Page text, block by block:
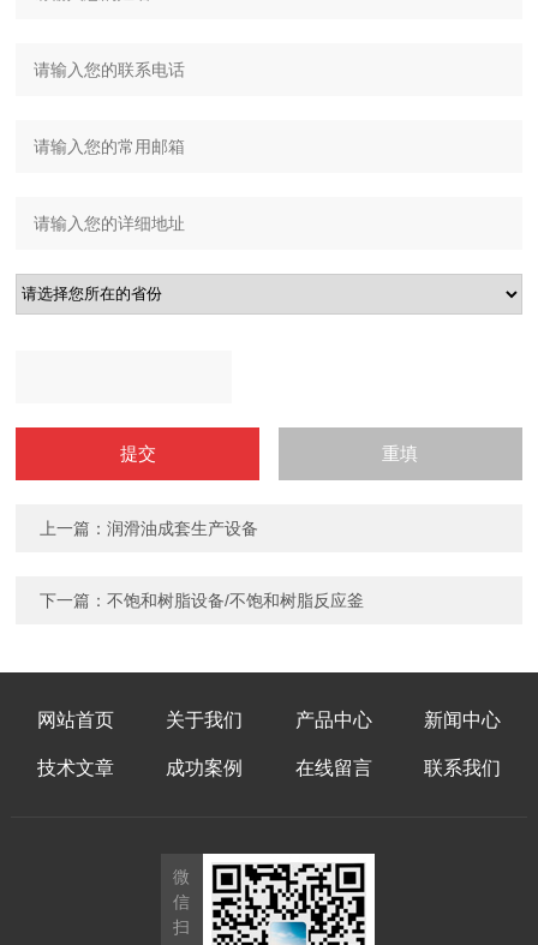
上一篇：润滑油成套生产设备
下一篇：不饱和树脂设备/不饱和树脂反应釜
网站首页 关于我们 产品中心 新闻中心
技术文章 成功案例 在线留言 联系我们
微
信
扫